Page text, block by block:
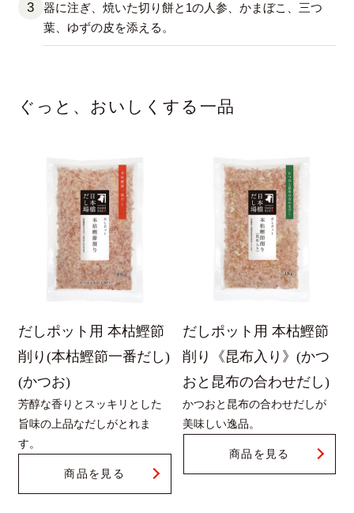
器に注ぎ、焼いた切り餅と1の人参、かまぼこ、三つ
葉、ゆずの皮を添える。
ぐっと、おいしくする一品
だしポット用 本枯鰹節
削り(本枯鰹節一番だし)
(かつお)
芳醇な香りとスッキリとした
旨味の上品なだしがとれま
す。
商品を見る
だしポット用 本枯鰹節
削り《昆布入り》(かつ
おと昆布の合わせだし)
かつおと昆布の合わせだしが
美味しい逸品。
商品を見る